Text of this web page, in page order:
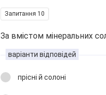
Запитання 10
За вмістом мінеральних
варіанти відповідей
прісні й солоні